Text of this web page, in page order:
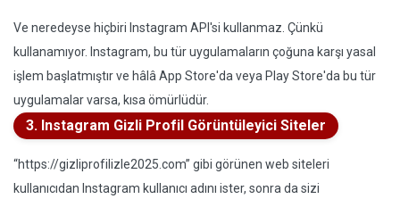
Ve neredeyse hiçbiri Instagram API'si kullanmaz. Çünkü
kullanamıyor. Instagram, bu tür uygulamaların çoğuna karşı yasal
işlem başlatmıştır ve hâlâ App Store'da veya Play Store'da bu tür
uygulamalar varsa, kısa ömürlüdür.
3. Instagram Gizli Profil Görüntüleyici Siteler
“https://gizliprofilizle2025.com” gibi görünen web siteleri
kullanıcıdan Instagram kullanıcı adını ister, sonra da sizi